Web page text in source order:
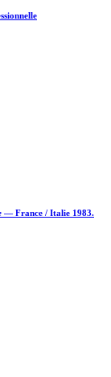
— France / Italie 1983.